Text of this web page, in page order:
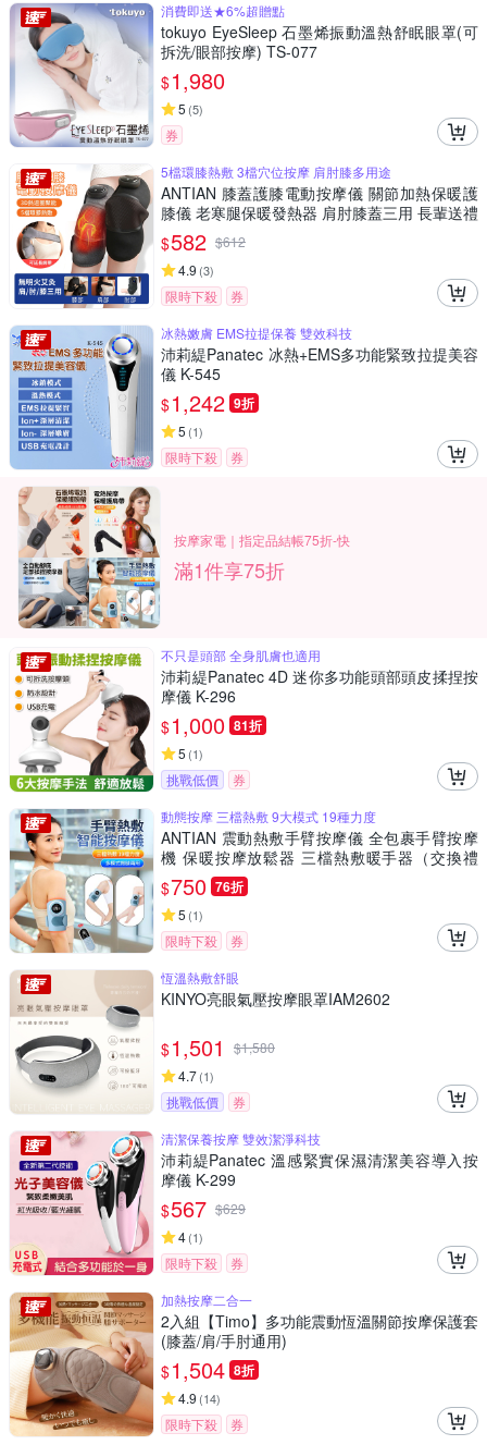
消費即送★6%超贈點
tokuyo EyeSleep 石墨烯振動溫熱舒眠眼罩(可
拆洗/眼部按摩) TS-077
$1,980
5 (5)
券
5檔環膝熱敷 3檔穴位按摩 肩肘膝多用途
ANTIAN 膝蓋護膝電動按摩儀 關節加熱保暖護
膝儀 老寒腿保暖發熱器 肩肘膝蓋三用 長輩送禮
單只
$582 $612
4.9 (3)
限時下殺
券
冰熱嫩膚 EMS拉提保養 雙效科技
沛莉緹Panatec 冰熱+EMS多功能緊致拉提美容
儀 K-545
$1,242 9折
5 (1)
限時下殺 券
按摩家電｜指定品結帳75折-快
滿1件享75折
不只是頭部 全身肌膚也適用
沛莉緹Panatec 4D 迷你多功能頭部頭皮揉捏按
摩儀 K-296
$1,000 81折
5 (1)
挑戰低價
券
動態按摩 三檔熱敷 9大模式 19種力度
ANTIAN 震動熱敷手臂按摩儀 全包裹手臂按摩
機 保暖按摩放鬆器 三檔熱敷暖手器（交換禮
物）
$750 76折
5 (1)
限時下殺
券
恆溫熱敷舒眼
KINYO亮眼氣壓按摩眼罩IAM2602
$1,501 $1,580
4.7(1)
挑戰低價
券
清潔保養按摩 雙效潔淨科技
沛莉緹Panatec 溫感緊實保濕清潔美容導入按
摩儀 K-299
$567 $629
4(1)
限時下殺
券
加熱按摩二合一
2入組【Timo】多功能震動恆溫關節按摩保護套
(膝蓋/肩/手肘通用)
$1,504 8折
4.9 (14)
限時下殺
券